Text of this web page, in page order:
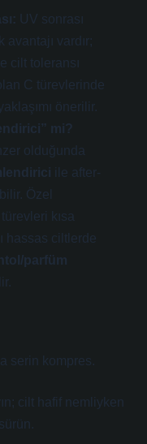
UV sonrası
vardır;
cilt toleransı
C türevlerinde
önerilir.
mi?
olduğunda
ile after-
Özel
kısa
hassas ciltlerde
parfüm
serin kompres.
cilt hafif nemliyken